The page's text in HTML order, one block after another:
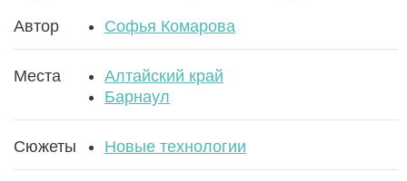
Автор Софья Комарова
Места
Алтайский край
Барнаул
Сюжеты Новые технологии